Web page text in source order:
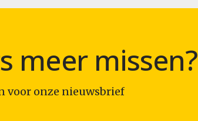
meer missen?
voor onze nieuwsbrief